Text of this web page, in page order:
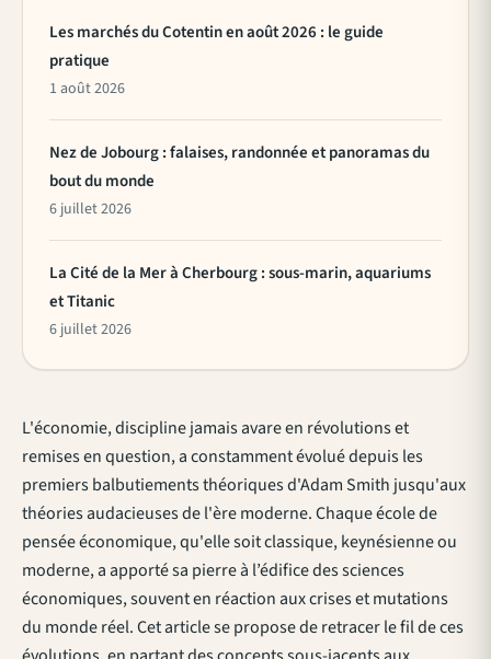
L'économie, discipline jamais avare en révolutions et
remises en question, a constamment évolué depuis les
premiers balbutiements théoriques d'Adam Smith jusqu'aux
théories audacieuses de l'ère moderne. Chaque école de
pensée économique, qu'elle soit classique, keynésienne ou
moderne, a apporté sa pierre à l’édifice des sciences
économiques, souvent en réaction aux crises et mutations
du monde réel. Cet article se propose de retracer le fil de ces
Les marchés du Cotentin en août 2026 : le guide
pratique
1 août 2026
Nez de Jobourg : falaises, randonnée et panoramas du
bout du monde
6 juillet 2026
La Cité de la Mer à Cherbourg : sous-marin, aquariums
et Titanic
6 juillet 2026